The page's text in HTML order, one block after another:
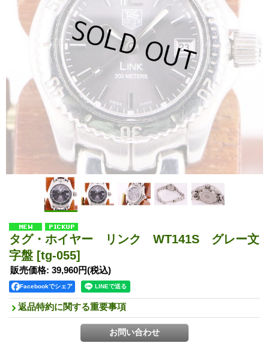
タグ・ホイヤー リンク WT141S グレー文
字盤 [tg-055]
販売価格: 39,960円(税込)
Facebookでシェア
返品特約に関する重要事項